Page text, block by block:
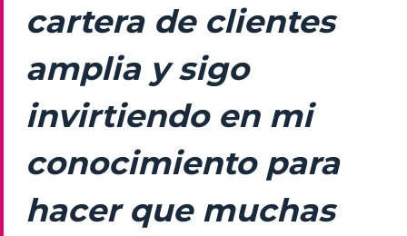
cartera de clientes
amplia y sigo
invirtiendo en mi
conocimiento para
hacer que muchas